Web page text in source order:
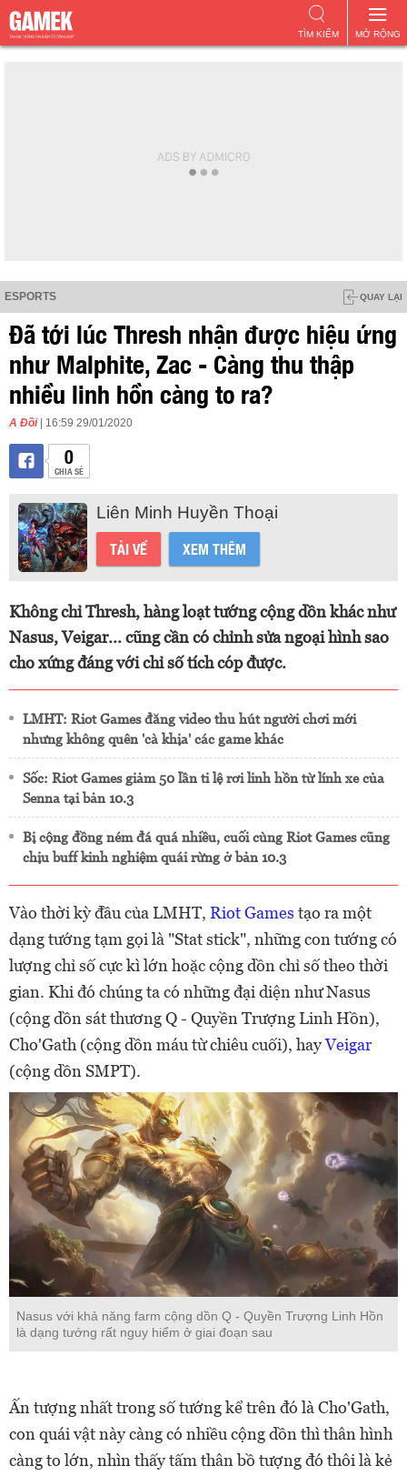
MỞ RỘNG
TÌM KIẾM
ESPORTS QUAY LẠI
Đã tới lúc Thresh nhận được hiệu ứng
như Malphite, Zac - Càng thu thập
nhiều linh hồn càng to ra?
A Đồi | 16:59 29/01/2020
0
CHIA SẺ
Liên Minh Huyền Thoại
TẢI VỀ XEM THÊM
Không chỉ Thresh, hàng loạt tướng cộng dồn khác như
Nasus, Veigar... cũng cần có chỉnh sửa ngoại hình sao
cho xứng đáng với chỉ số tích cóp được.
LMHT: Riot Games đăng video thu hút người chơi mới
nhưng không quên 'cà khịa' các game khác
Sốc: Riot Games giảm 50 lần tỉ lệ rơi linh hồn từ lính xe của
Senna tại bản 10.3
Bị cộng đồng ném đá quá nhiều, cuối cùng Riot Games cũng
chịu buff kinh nghiệm quái rừng ở bản 10.3
Vào thời kỳ đầu của LMHT, Riot Games tạo ra một
dạng tướng tạm gọi là "Stat stick", những con tướng có
lượng chỉ số cực kì lớn hoặc cộng dồn chỉ số theo thời
gian. Khi đó chúng ta có những đại diện như Nasus
(cộng dồn sát thương Q - Quyền Trượng Linh Hồn),
Cho'Gath (cộng dồn máu từ chiêu cuối), hayVeigar
(cộng dồn SMPT).
Nasus với khả năng farm cộng dồn Q - Quyền Trượng Linh Hồn
là dạng tướng rất nguy hiểm ở giai đoạn sau
Ấn tượng nhất trong số tướng kể trên đó là Cho'Gath,
con quái vật này càng có nhiều cộng dồn thì thân hình
càng to lớn, nhìn thấy tấm thân bồ tượng đó thôi là kẻ